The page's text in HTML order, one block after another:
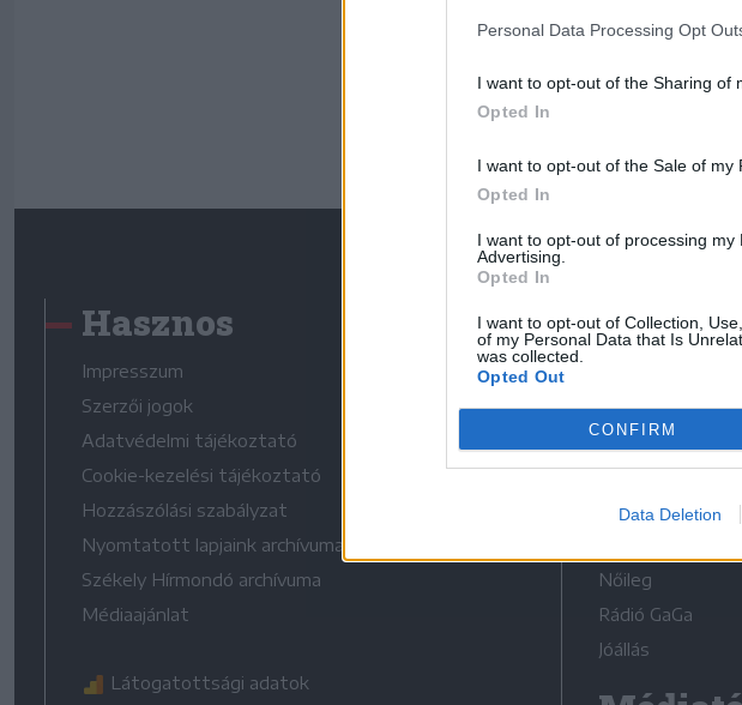
Personal Data Processing Opt
I want to opt-out of the Sharing of
Opted In
I want to opt-out of the Sale of my
Opted In
I want to opt-out of processing my
Advertising.
Opted In
I want to opt-out of Collection,
of my Personal Data that Is
was collected.
Opted Out
CONFIRM
Data Deletion
Hasznos
Impresszum
Szerzői jogok
Adatvédelmi tájékoztató
Cookie-kezelési tájékoztató
Hozzászólási szabályzat
Nyomtatott lapjaink archívuma
Székely Hírmondó archívuma
Médiaajánlat
Látogatottsági adatok
Liget
Krónika
Bihari Napló
Erdélyi Napló
Nőileg
Rádió GaGa
Jóállás